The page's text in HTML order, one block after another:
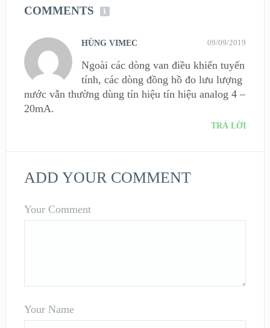
COMMENTS 1
HÙNG VIMEC 09/09/2019
Ngoài các dòng van điều khiển tuyến
tính, các dòng đồng hồ đo lưu lượng
nước vẫn thường dùng tín hiệu tín hiệu analog 4 –
20mA.
TRẢ LỜI
ADD YOUR COMMENT
Your Comment
Your Name